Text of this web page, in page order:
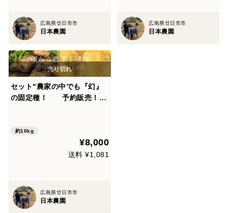
広島県廿日市市
日本農園
広島県廿日市市
日本農園
セット"農家の中でも『幻』
の固定種！ 予約販売！毎
しい野菜
約10kg
¥8,000
送料 ¥1,081
広島県廿日市市
日本農園